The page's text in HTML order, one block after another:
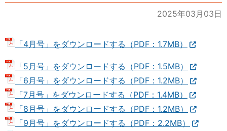
2025年03月03日
「4月号」をダウンロードする（PDF：1.7MB）
「5月号」をダウンロードする（PDF：1.5MB）
「6月号」をダウンロードする（PDF：1.2MB）
「7月号」をダウンロードする（PDF：1.4MB）
「8月号」をダウンロードする（PDF：1.2MB）
「9月号」をダウンロードする（PDF：2.2MB）